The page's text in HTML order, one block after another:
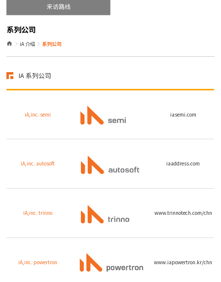
来访路线
系列公司
iA 介绍 系列公司
IA 系列公司
iA,inc. semi iasemi.com
iA,inc. autosoft iaaddress.com
iA,inc. trinno www.trinnotech.com/chn
iA,inc. powertron www.iapowertron.kr/chn